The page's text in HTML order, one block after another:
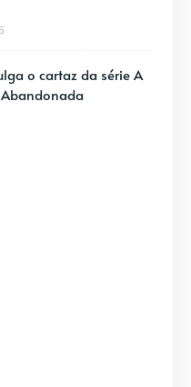
o cartaz da série A